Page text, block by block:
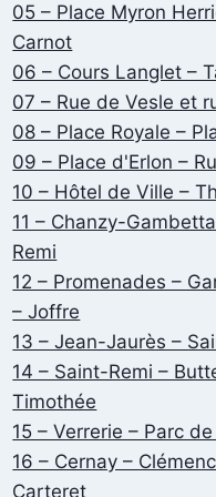
05 – Place Myron
Carnot
06 – Cours Langlet –
07 – Rue de Vesle et
08 – Place Royale –
09 – Place d'Erlon –
10 – Hôtel de Ville –
11 – Chanzy-
Remi
12 – Promenades –
– Joffre
13 – Jean-Jaurès –
14 – Saint-Remi –
Timothée
15 – Verrerie – Parc
16 – Cernay –
Carteret